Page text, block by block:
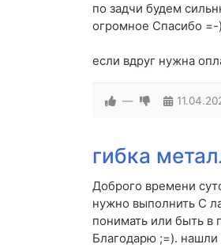
по задчи будем
огромное Спасибо =-
если вдруг нужна
—
гибка
Доброго времени
нужно выполнить C
понимать или быть в
Благодарю ;=). нашли